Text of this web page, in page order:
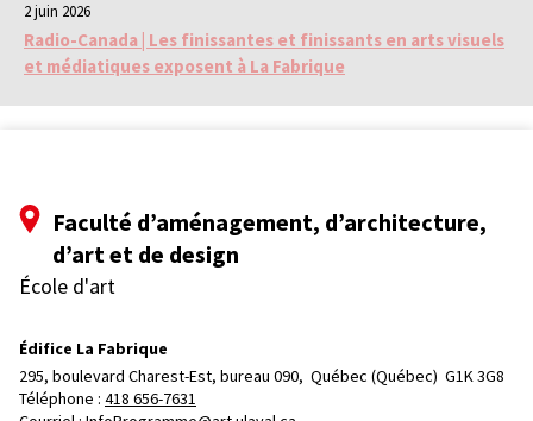
2 juin 2026
Radio-Canada | Les finissantes et finissants en arts visuels
et médiatiques exposent à La Fabrique
Faculté d’aménagement, d’architecture,
d’art et de design
École d'art
Édifice La Fabrique
295, boulevard Charest-Est, bureau 090, Québec (Québec)  G1K 3G8
Téléphone : 418 656-7631